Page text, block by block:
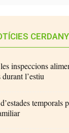
inspeccions
l’estiu
temporals